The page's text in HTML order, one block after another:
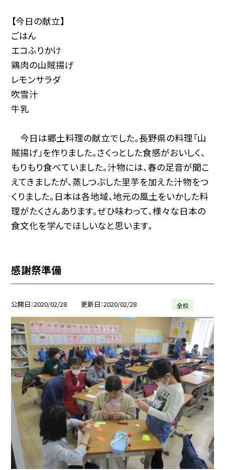
【今日の献立】
ごはん
エコふりかけ
鶏肉の山賊揚げ
レモンサラダ
吹雪汁
牛乳
今日は郷土料理の献立でした。長野県の料理「山
賊揚げ」を作りました。さくっとした食感がおいしく、
もりもり食べていました。汁物には、春の足音が聞こ
えてきましたが、蒸しつぶした里芋を加えた汁物をつ
くりました。日本は各地域、地元の風土をいかした料
理がたくさんあります。ぜひ味わって、様々な日本の
食文化を学んでほしいなと思います。
感謝祭準備
公開日 2020/02/28 更新日 2020/02/28 全校